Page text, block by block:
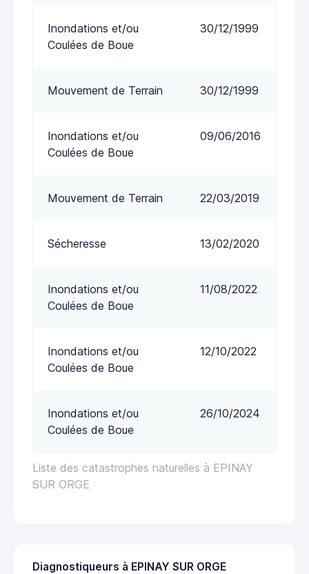
Liste des catastrophes naturelles à EPINAY
SUR ORGE
Inondations et/ou
Coulées de Boue
30/12/1999
Mouvement de Terrain 30/12/1999
Inondations et/ou
Coulées de Boue
09/06/2016
Mouvement de Terrain 22/03/2019
Sécheresse 13/02/2020
Inondations et/ou
Coulées de Boue
11/08/2022
Inondations et/ou
Coulées de Boue
12/10/2022
Inondations et/ou
Coulées de Boue
26/10/2024
Diagnostiqueurs à EPINAY SUR ORGE